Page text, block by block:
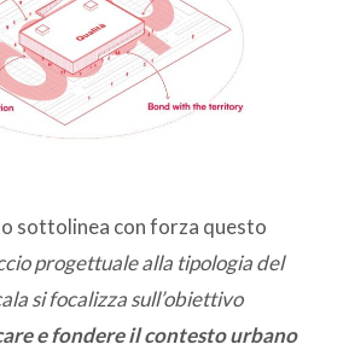
sottolinea con forza questo
progettuale alla tipologia del
si focalizza sull’obiettivo
e fondere il contesto urbano